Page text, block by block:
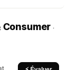
Consumer ·